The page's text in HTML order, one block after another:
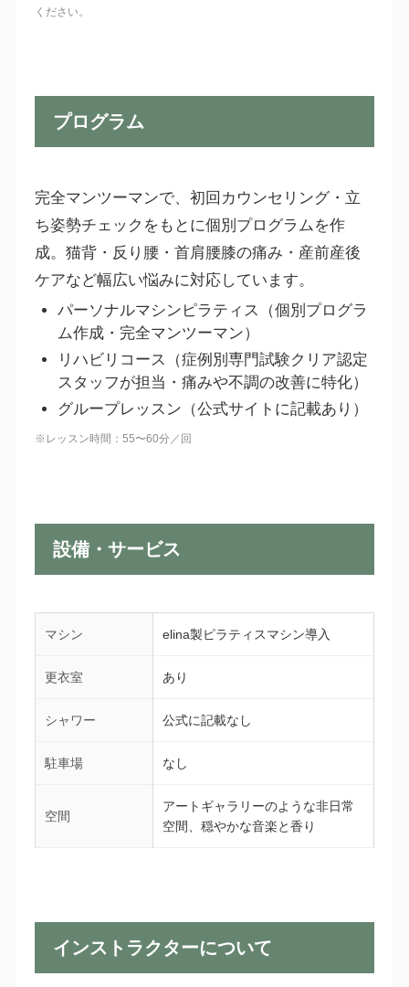
ください。
プログラム
完全マンツーマンで、初回カウンセリング・立
ち姿勢チェックをもとに個別プログラムを作
成。猫背・反り腰・首肩腰膝の痛み・産前産後
ケアなど幅広い悩みに対応しています。
パーソナルマシンピラティス（個別プログラ
ム作成・完全マンツーマン）
リハビリコース（症例別専門試験クリア認定
スタッフが担当・痛みや不調の改善に特化）
グループレッスン（公式サイトに記載あり）
※レッスン時間：55〜60分／回
設備・サービス
マシン elina製ピラティスマシン導入
更衣室 あり
シャワー 公式に記載なし
駐車場 なし
空間
アートギャラリーのような非日常
空間、穏やかな音楽と香り
インストラクターについて